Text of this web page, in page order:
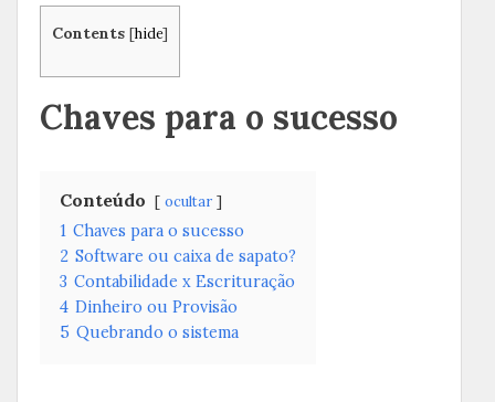
Contents [hide]
Chaves para o sucesso
Conteúdo ocultar
1 Chaves para o sucesso
2 Software ou caixa de sapato?
3 Contabilidade x Escrituração
4 Dinheiro ou Provisão
5 Quebrando o sistema